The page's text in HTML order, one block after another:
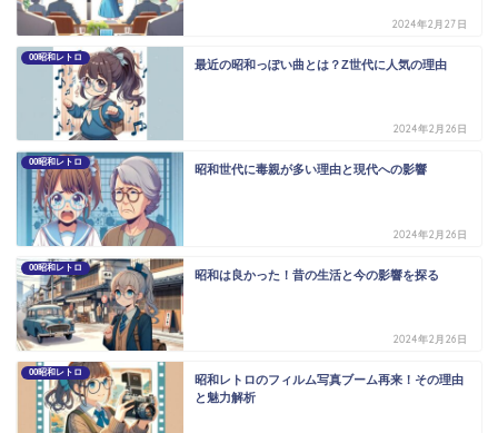
2024年2月27日
00昭和レトロ
最近の昭和っぽい曲とは？Z世代に人気の理由
2024年2月26日
00昭和レトロ
昭和世代に毒親が多い理由と現代への影響
2024年2月26日
00昭和レトロ
昭和は良かった！昔の生活と今の影響を探る
2024年2月26日
00昭和レトロ
昭和レトロのフィルム写真ブーム再来！その理由
と魅力解析